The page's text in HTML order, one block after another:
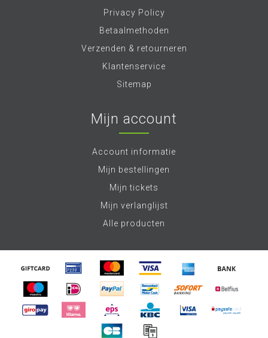
Privacy Policy
Betaalmethoden
Verzenden & retourneren
Klantenservice
Sitemap
Mijn account
Account informatie
Mijn bestellingen
Mijn tickets
Mijn verlanglijst
Alle producten